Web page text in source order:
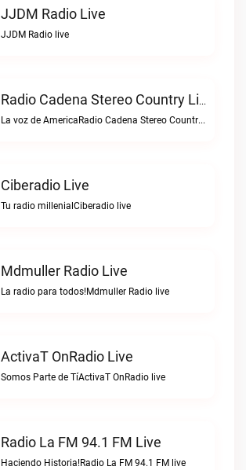
JJDM Radio Live
JJDM Radio live
Radio Cadena Stereo Country Live
La voz de AmericaRadio Cadena Stereo Country live
Ciberadio Live
Tu radio millenialCiberadio live
Mdmuller Radio Live
La radio para todos!Mdmuller Radio live
ActivaT OnRadio Live
Somos Parte de TíActivaT OnRadio live
Radio La FM 94.1 FM Live
Haciendo Historia!Radio La FM 94.1 FM live